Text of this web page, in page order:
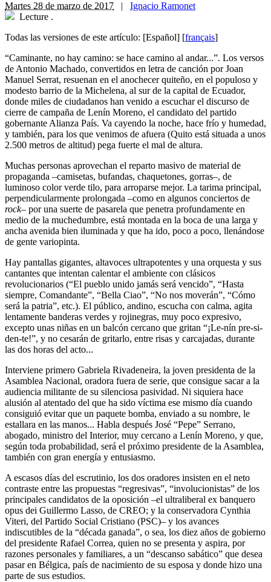
Martes 28 de marzo de 2017 | Ignacio Ramonet
Lecture .
Todas las versiones de este artículo: [Español] [français]
“Caminante, no hay camino: se hace camino al andar...”. Los versos
de Antonio Machado, convertidos en letra de canción por Joan
Manuel Serrat, resuenan en el anochecer quiteño, en el populoso y
modesto barrio de la Michelena, al sur de la capital de Ecuador,
donde miles de ciudadanos han venido a escuchar el discurso de
cierre de campaña de Lenín Moreno, el candidato del partido
gobernante Alianza País. Va cayendo la noche, hace frío y humedad,
y también, para los que venimos de afuera (Quito está situada a unos
2.500 metros de altitud) pega fuerte el mal de altura.
Muchas personas aprovechan el reparto masivo de material de
propaganda –camisetas, bufandas, chaquetones, gorras–, de
luminoso color verde tilo, para arroparse mejor. La tarima principal,
perpendicularmente prolongada –como en algunos conciertos de
rock– por una suerte de pasarela que penetra profundamente en
medio de la muchedumbre, está montada en la boca de una larga y
ancha avenida bien iluminada y que ha ido, poco a poco, llenándose
de gente variopinta.
Hay pantallas gigantes, altavoces ultrapotentes y una orquesta y sus
cantantes que intentan calentar el ambiente con clásicos
revolucionarios (“El pueblo unido jamás será vencido”, “Hasta
siempre, Comandante”, “Bella Ciao”, “No nos moverán”, “Cómo
será la patria”, etc.). El público, andino, escucha con calma, agita
lentamente banderas verdes y rojinegras, muy poco expresivo,
excepto unas niñas en un balcón cercano que gritan “¡Le-nín pre-si-
den-te!”, y no cesarán de gritarlo, entre risas y carcajadas, durante
las dos horas del acto...
Interviene primero Gabriela Rivadeneira, la joven presidenta de la
Asamblea Nacional, oradora fuera de serie, que consigue sacar a la
audiencia militante de su silenciosa pasividad. Ni siquiera hace
alusión al atentado del que ha sido víctima ese mismo día cuando
consiguió evitar que un paquete bomba, enviado a su nombre, le
estallara en las manos... Habla después José “Pepe” Serrano,
abogado, ministro del Interior, muy cercano a Lenín Moreno, y que,
según toda probabilidad, será el próximo presidente de la Asamblea,
también con gran energía y entusiasmo.
A escasos días del escrutinio, los dos oradores insisten en el neto
contraste entre las propuestas “regresivas”, “involucionistas” de los
principales candidatos de la oposición –el ultraliberal ex banquero
opus dei Guillermo Lasso, de CREO; y la conservadora Cynthia
Viteri, del Partido Social Cristiano (PSC)– y los avances
indiscutibles de la “década ganada”, o sea, los diez años de gobierno
del presidente Rafael Correa, quien no se presenta y aspira, por
razones personales y familiares, a un “descanso sabático” que desea
pasar en Bélgica, país de nacimiento de su esposa y donde hizo una
parte de sus estudios.